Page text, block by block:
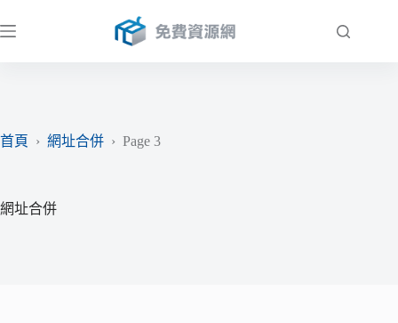
至
首頁
› 網址合併 › Page 3
網址合併